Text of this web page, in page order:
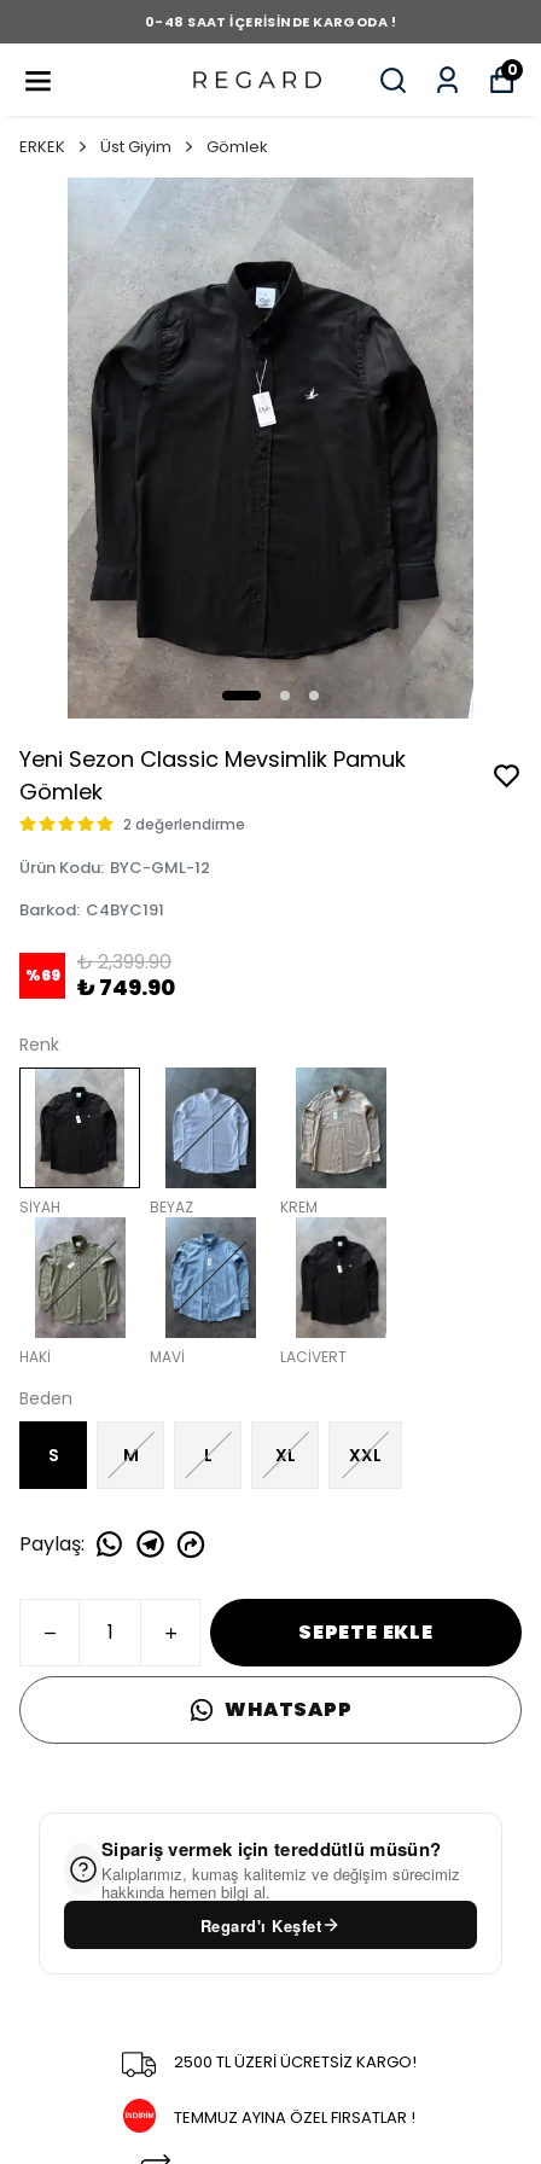
0-48 SAAT İÇERİSİNDE KARGODA !
0
ERKEK Üst Giyim Gömlek
Yeni Sezon Classic Mevsimlik Pamuk
Gömlek
2 değerlendirme
Ürün Kodu: BYC-GML-12
Barkod: C4BYC191
%69 ₺ 2,399.90
₺ 749.90
Renk
SİYAH BEYAZ KREM
HAKİ MAVİ LACİVERT
Beden
S M L XL XXL
Paylaş:
SEPETE EKLE
WHATSAPP
Sipariş vermek için tereddütlü müsün?
Kalıplarımız, kumaş kalitemiz ve değişim sürecimiz
hakkında hemen bilgi al.
Regard'ı Keşfet
2500 TL ÜZERİ ÜCRETSİZ KARGO!
TEMMUZ AYINA ÖZEL FIRSATLAR !